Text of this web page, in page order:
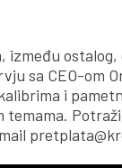
sa CEO-om
i
mail